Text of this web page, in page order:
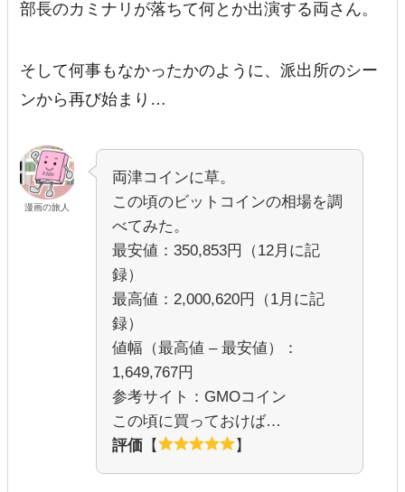
部長のカミナリが落ちて何とか出演する両さん。
そして何事もなかったかのように、派出所のシー
ンから再び始まり…
漫画の旅人
両津コインに草。
この頃のビットコインの相場を調
べてみた。
最安値：350,853円（12月に記
録）
最高値：2,000,620円（1月に記
録）
値幅（最高値 – 最安値）：
1,649,767円
参考サイト：GMOコイン
この頃に買っておけば…
評価 【 】